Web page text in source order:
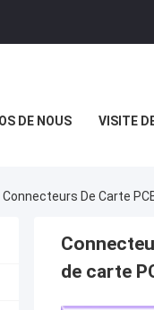
DE NOUS VISITE
Connecteurs De Carte
de carte